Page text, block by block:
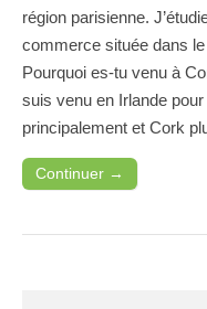
région parisienne.
commerce située dans le
Pourquoi es-tu venu à
suis venu en Irlande
principalement et Cork
Continuer →